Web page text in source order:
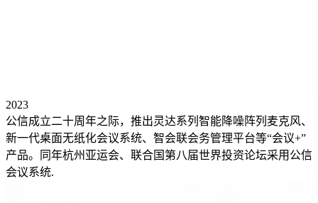
2023
公信成立二十周年之际，推出灵达系列智能降噪阵列麦克风、
新一代桌面无纸化会议系统、智会联会务管理平台等“会议+”
产品。同年杭州亚运会、联合国第八届世界投资论坛采用公信
会议系统.